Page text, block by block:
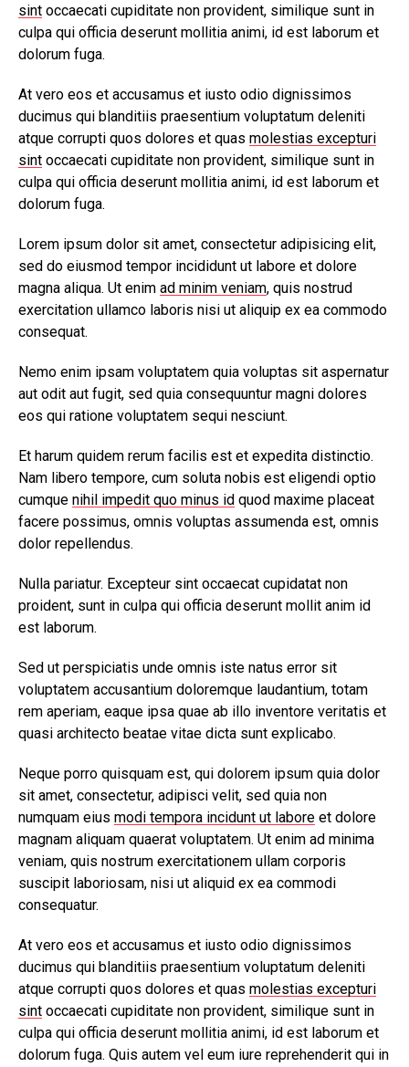
sint occaecati cupiditate non provident, similique sunt in
culpa qui officia deserunt mollitia animi, id est laborum et
dolorum fuga.
At vero eos et accusamus et iusto odio dignissimos
ducimus qui blanditiis praesentium voluptatum deleniti
atque corrupti quos dolores et quas molestias excepturi
sint occaecati cupiditate non provident, similique sunt in
culpa qui officia deserunt mollitia animi, id est laborum et
dolorum fuga.
Lorem ipsum dolor sit amet, consectetur adipisicing elit,
sed do eiusmod tempor incididunt ut labore et dolore
magna aliqua. Ut enim ad minim veniam, quis nostrud
exercitation ullamco laboris nisi ut aliquip ex ea commodo
consequat.
Nemo enim ipsam voluptatem quia voluptas sit aspernatur
aut odit aut fugit, sed quia consequuntur magni dolores
eos qui ratione voluptatem sequi nesciunt.
Et harum quidem rerum facilis est et expedita distinctio.
Nam libero tempore, cum soluta nobis est eligendi optio
cumque nihil impedit quo minus id quod maxime placeat
facere possimus, omnis voluptas assumenda est, omnis
dolor repellendus.
Nulla pariatur. Excepteur sint occaecat cupidatat non
proident, sunt in culpa qui officia deserunt mollit anim id
est laborum.
Sed ut perspiciatis unde omnis iste natus error sit
voluptatem accusantium doloremque laudantium, totam
rem aperiam, eaque ipsa quae ab illo inventore veritatis et
quasi architecto beatae vitae dicta sunt explicabo.
Neque porro quisquam est, qui dolorem ipsum quia dolor
sit amet, consectetur, adipisci velit, sed quia non
numquam eius modi tempora incidunt ut labore et dolore
magnam aliquam quaerat voluptatem. Ut enim ad minima
veniam, quis nostrum exercitationem ullam corporis
suscipit laboriosam, nisi ut aliquid ex ea commodi
consequatur.
At vero eos et accusamus et iusto odio dignissimos
ducimus qui blanditiis praesentium voluptatum deleniti
atque corrupti quos dolores et quas molestias excepturi
sint occaecati cupiditate non provident, similique sunt in
culpa qui officia deserunt mollitia animi, id est laborum et
dolorum fuga. Quis autem vel eum iure reprehenderit qui in